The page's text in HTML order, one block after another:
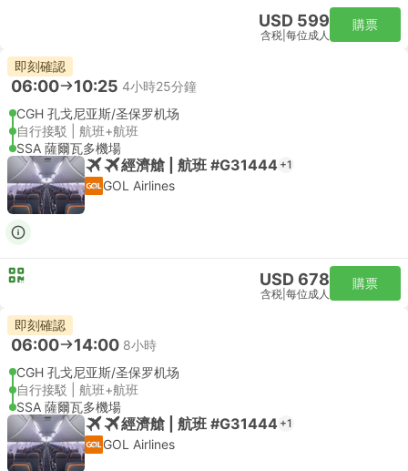
USD 599
含税 每位成人
購票
即刻確認
06:00 10:25 4小時25分鐘
CGH 孔戈尼亚斯/圣保罗机场
自行接駁 | 航班+航班
SSA 薩爾瓦多機場
經濟艙 | 航班 #G31444 +1
GOL Airlines
USD 678
含税 每位成人
購票
即刻確認
06:00 14:00 8小時
CGH 孔戈尼亚斯/圣保罗机场
自行接駁 | 航班+航班
SSA 薩爾瓦多機場
經濟艙 | 航班 #G31444 +1
GOL Airlines